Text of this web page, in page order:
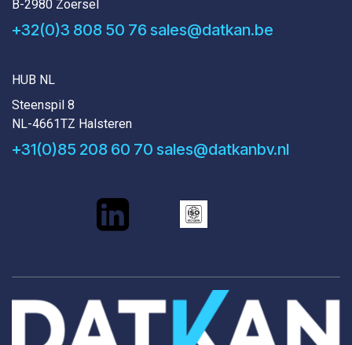
B-2980 Zoersel
+32(0)3 808 50 76 sales@datkan.be
HUB NL
Steenspil 8
NL-4661TZ Halsteren
+31(0)85 208 60 70 sales@datkanbv.nl